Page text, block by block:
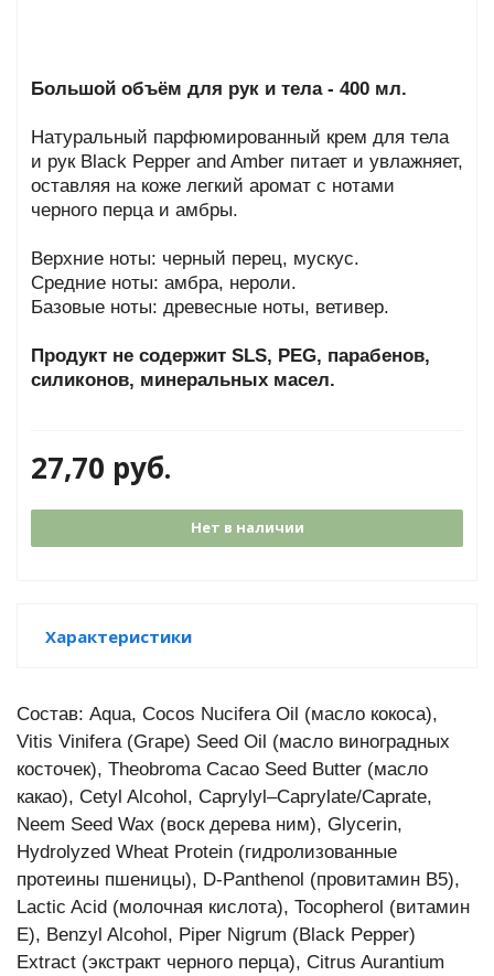
Большой объём для рук и тела - 400 мл.
Натуральный парфюмированный крем для тела
и рук Black Pepper and Amber питает и увлажняет,
оставляя на коже легкий аромат с нотами
черного перца и амбры.
Верхние ноты: черный перец, мускус.
Средние ноты: амбра, нероли.
Базовые ноты: древесные ноты, ветивер.
Продукт не содержит SLS, PEG, парабенов,
силиконов, минеральных масел.
27,70 руб.
Нет в наличии
Характеристики
Состав: Aqua, Cocos Nucifera Oil (масло кокоса),
Vitis Vinifera (Grape) Seed Оil (масло виноградных
косточек), Theobroma Cacao Seed Butter (масло
какао), Cetyl Alcohol, Caprylyl–Caprylate/Caprate,
Neem Seed Wax (воск дерева ним), Glycerin,
Hydrolyzed Wheat Protein (гидролизованные
протеины пшеницы), D-Panthenol (провитамин В5),
Lactic Acid (молочная кислота), Tocopherol (витамин
Е), Benzyl Alcohol, Piper Nigrum (Black Pepper)
Extract (экстракт черного перца), Citrus Aurantium